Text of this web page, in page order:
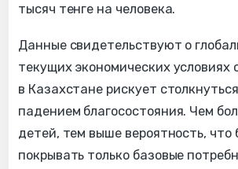
тысяч тенге на человека.
Данные свидетельствуют о
текущих экономических условиях
в Казахстане рискует
падением благосостояния. Чем
детей, тем выше вероятность,
покрывать только базовые